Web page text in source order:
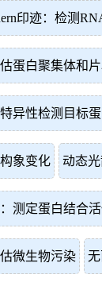
印迹：检测
蛋白聚集体和
异性检测目标
象变化 动态
测定蛋白结合
微生物污染